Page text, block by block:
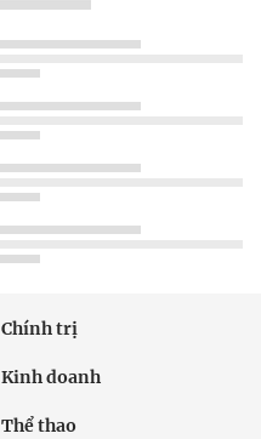
Chính trị
Kinh doanh
Thể thao